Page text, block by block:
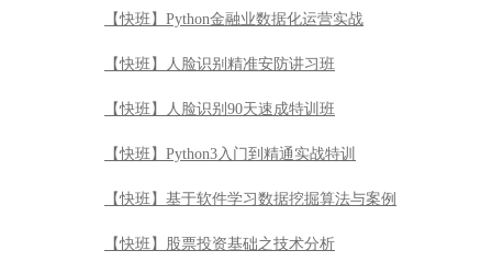
【快班】Python金融业数据化运营实战
【快班】人脸识别精准安防讲习班
【快班】人脸识别90天速成特训班
【快班】Python3入门到精通实战特训
【快班】基于软件学习数据挖掘算法与案例
【快班】股票投资基础之技术分析